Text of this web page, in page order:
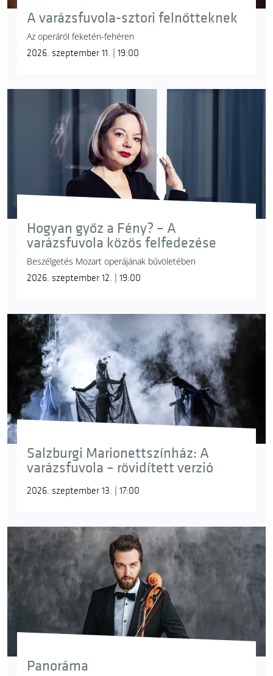
A varázsfuvola-sztori felnőtteknek
Az operáról feketén-fehéren
2026. szeptember 11. | 19:00
Hogyan győz a Fény? – A
varázsfuvola közös felfedezése
Beszélgetés Mozart operájának bűvöletében
2026. szeptember 12. | 19:00
Salzburgi Marionettszínház: A
varázsfuvola – rövidített verzió
2026. szeptember 13. | 17:00
Panoráma